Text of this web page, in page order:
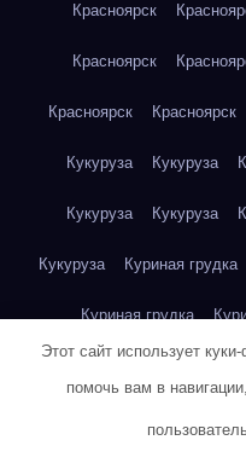
Красноярск
Красноярск
Красноярск Красноярск
Кукуруза Кукуруза
Кукуруза Кукуруза
Кукуруза Куриная грудка
Куриная грудка
Куриная грудка
Этот сайт использует
помочь вам в